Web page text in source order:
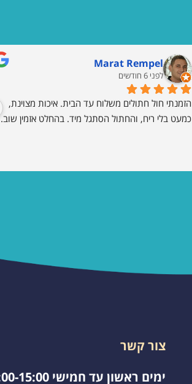
Marat Rempel
לפני 6 חודשים
כמעט בלי ריח, והחתול הסתגל מיד. בהחלט אזמין שוב.
צור קשר
ימים ראשון עד חמישי 8:00-15:00